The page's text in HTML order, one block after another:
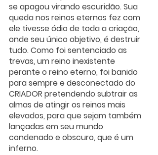
se apagou virando escuridão. Sua
queda nos reinos eternos fez com
ele tivesse ódio de toda a criação,
onde seu único objetivo, é destruir
tudo. Como foi sentenciado as
trevas, um reino inexistente
perante o reino eterno, foi banido
para sempre e desconectado do
CRIADOR pretendendo subtrair as
almas de atingir os reinos mais
elevados, para que sejam também
lançadas em seu mundo
condenado e obscuro, que é um
inferno.